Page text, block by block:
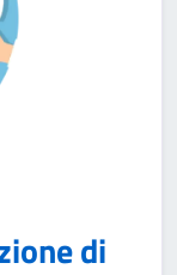
di